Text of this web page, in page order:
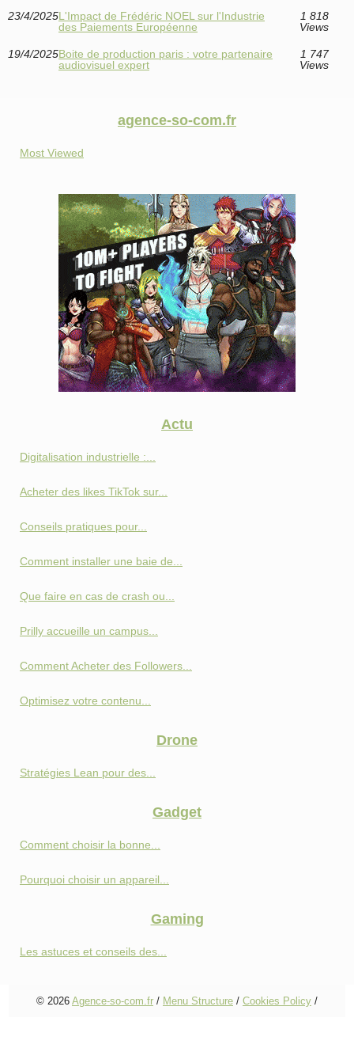
23/4/2025L'Impact de Frédéric NOEL sur l'Industrie
des Paiements Européenne
1 818
Views
19/4/2025Boite de production paris : votre partenaire
audiovisuel expert
1 747
Views
agence-so-com.fr
Most Viewed
Actu
Digitalisation industrielle :...
Acheter des likes TikTok sur...
Conseils pratiques pour...
Comment installer une baie de...
Que faire en cas de crash ou...
Prilly accueille un campus...
Comment Acheter des Followers...
Optimisez votre contenu...
Drone
Stratégies Lean pour des...
Gadget
Comment choisir la bonne...
Pourquoi choisir un appareil...
Gaming
Les astuces et conseils des...
© 2026 Agence-so-com.fr / Menu Structure / Cookies Policy /